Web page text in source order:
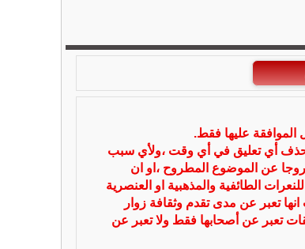
الموافقة عليها فقط.
حذف أي تعليق في أي وقت ،ولأي سبب
عن الموضوع المطروح ،او ان
الطائفية والمذهبية او العنصرية
تعبر عن مدى تقدم وثقافة زوار
تعبر عن أصحابها فقط ولا تعبر عن